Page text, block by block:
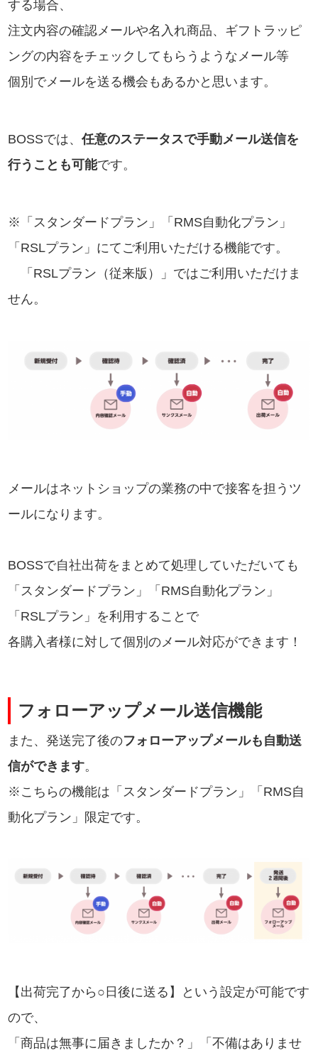
する場合、
注文内容の確認メールや名入れ商品、ギフトラッピ
ングの内容をチェックしてもらうようなメール等
個別でメールを送る機会もあるかと思います。
BOSSでは、任意のステータスで手動メール送信を
行うことも可能です。
※「スタンダードプラン」「RMS自動化プラン」
「RSLプラン」にてご利用いただける機能です。
「RSLプラン（従来版）」ではご利用いただけま
せん。
メールはネットショップの業務の中で接客を担うツ
ールになります。
BOSSで自社出荷をまとめて処理していただいても
「スタンダードプラン」「RMS自動化プラン」
「RSLプラン」を利用することで
各購入者様に対して個別のメール対応ができます！
フォローアップメール送信機能
また、発送完了後のフォローアップメールも自動送
信ができます。
※こちらの機能は「スタンダードプラン」「RMS自
動化プラン」限定です。
【出荷完了から○日後に送る】という設定が可能です
ので、
「商品は無事に届きましたか？」「不備はありませ